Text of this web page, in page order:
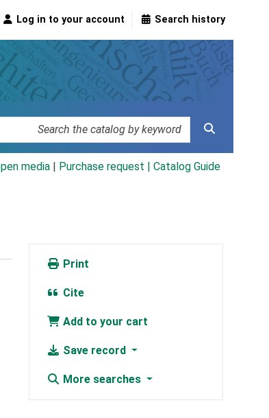
Log in to your account Search history
media Purchase request | Catalog Guide
Print
Cite
Add to your cart
Save record
More searches